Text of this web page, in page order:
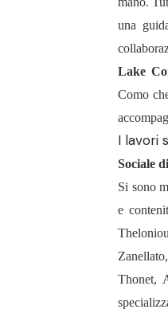
una
Lake
Como
I lavori
Sociale
Si sono
e
Thonet,